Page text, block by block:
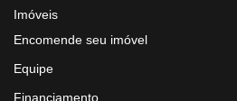
Imóveis
Encomende seu imóvel
Equipe
Financiamento